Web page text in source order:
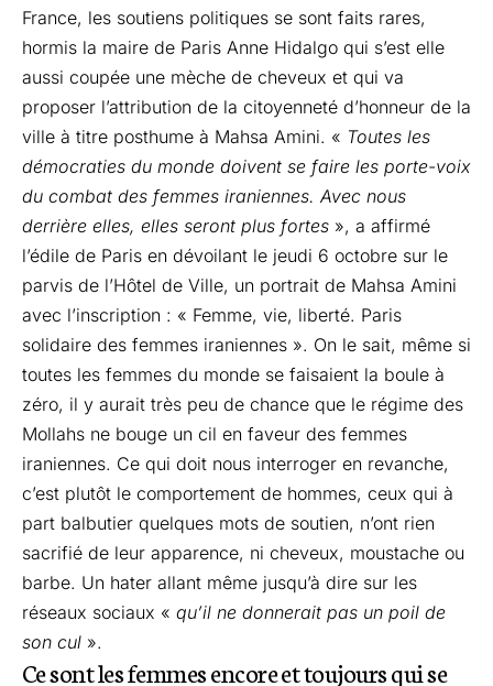
France, les soutiens politiques se sont faits rares,
hormis la maire de Paris Anne Hidalgo qui s’est elle
aussi coupée une mèche de cheveux et qui va
proposer l’attribution de la citoyenneté d’honneur de la
ville à titre posthume à Mahsa Amini. « Toutes les
démocraties du monde doivent se faire les porte-voix
du combat des femmes iraniennes. Avec nous
derrière elles, elles seront plus fortes », a affirmé
l’édile de Paris en dévoilant le jeudi 6 octobre sur le
parvis de l’Hôtel de Ville, un portrait de Mahsa Amini
avec l’inscription : « Femme, vie, liberté. Paris
solidaire des femmes iraniennes ». On le sait, même si
toutes les femmes du monde se faisaient la boule à
zéro, il y aurait très peu de chance que le régime des
Mollahs ne bouge un cil en faveur des femmes
iraniennes. Ce qui doit nous interroger en revanche,
c’est plutôt le comportement de hommes, ceux qui à
part balbutier quelques mots de soutien, n’ont rien
sacrifié de leur apparence, ni cheveux, moustache ou
barbe. Un hater allant même jusqu’à dire sur les
réseaux sociaux « qu’il ne donnerait pas un poil de
son cul ».
Ce sont les femmes encore et toujours qui se